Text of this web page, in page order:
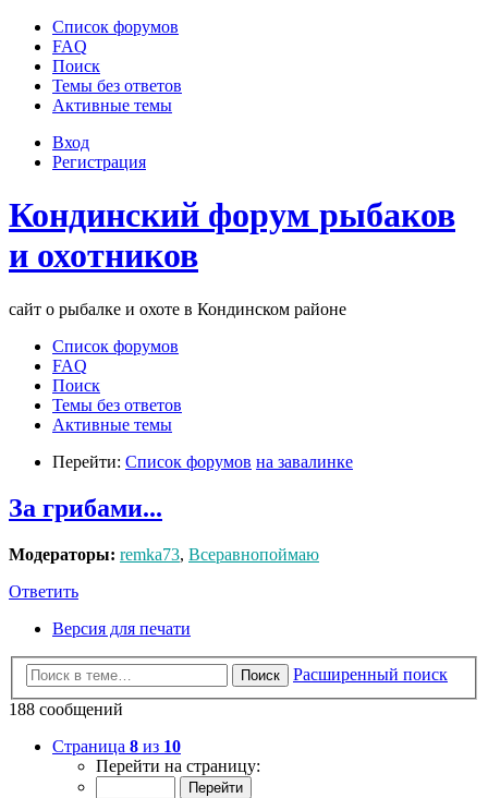
Список форумов
FAQ
Поиск
Темы без ответов
Активные темы
Вход
Регистрация
Кондинский форум рыбаков
и охотников
сайт о рыбалке и охоте в Кондинском районе
Список форумов
FAQ
Поиск
Темы без ответов
Активные темы
Перейти: Список форумов на завалинке
За грибами...
Модераторы: remka73, Всеравнопоймаю
Ответить
Версия для печати
Поиск
Расширенный поиск
188 сообщений
Страница 8 из 10
Перейти на страницу: